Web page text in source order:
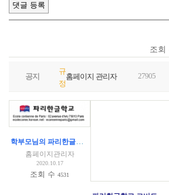
조회
공지
규
정
홈페이지 관리자 27905
홈페이지관리자
2020.10.17
조회 수4531